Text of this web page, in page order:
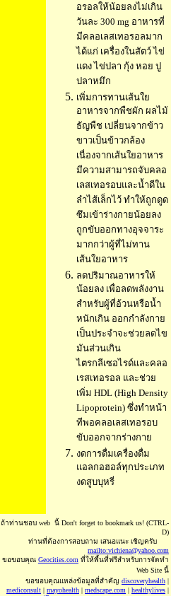
อรอลให้น้อยลงไม่เกิน
วันละ 300 mg อาหารที่
มีคลอเลสเทอรอลมาก
ได้แก่ เครื่องในสัตว์ ไข่
แดง ไข่ปลา กุ้ง หอย ปู
ปลาหมึก
เพิ่มการทานเส้นใย
อาหารจากพืชผัก ผลไม้
ธัญพืช เปลี่ยนจากข้าว
ขาวเป็นข้าวกล้อง
เนื่องจากเส้นใยอาหาร
มีความสามารถจับคลอ
เลสเทอรอบและน้ำดีใน
ลำไส้เล็กไว้ ทำให้ถูกดูด
ซึมเข้าร่างกายน้อยลง
ถูกขับออกทางอุจจาระ
มากกว่าผู้ที่ไม่ทาน
เส้นใยอาหาร
ลดปริมาณอาหารให้
น้อยลง เพื่อลดพลังงาน
สำหรับผู้ที่อ้วนหรือน้ำ
หนักเกิน ออกกำลังกาย
เป็นประจำจะช่วยลดไข
มันส่วนเกิน
ไตรกลีเซอไรด์และคลอ
เรสเทอรอล และช่วย
เพิ่ม HDL (High Density
Lipoprotein) ซึ่งทำหน้า
ทีพอคลอเลสเทอรอบ
ขับออกจากร่างกาย
งดการดื่มเครื่องดื่ม
แอลกอฮอล์ทุกประเภท
งดสูบบุหรี่
ถ้าท่านชอบ web นี้ Don't forget to bookmark us! (CTRL-
D)
ท่านที่ต้องการสอบถาม เสนอแนะ เชิญครับ
mailto:vichiena@yahoo.com
ขอขอบคุณ Geocities.com ที่ให้พื้นที่ฟรีสำหรับการจัดทำ
Web Site นี้
ขอขอบคุณแหล่งข้อมูลที่สำคัญ discoveryhealth |
mediconsult | mayohealth | medscape.com | healthylives |